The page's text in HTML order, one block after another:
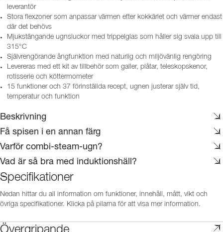
leverantör
Stora flexzoner som anpassar värmen efter kokkärlet och värmer endast
där det behövs
Mjukstängande ugnsluckor med trippelglas som håller sig svala upp till
315°C
Självrengörande ångfunktion med naturlig och miljövänlig rengöring
Levereras med ett kit av tillbehör som galler, plåtar, teleskopskenor,
rotisserie och köttermometer
15 funktioner och 37 förinställda recept, ugnen justerar själv tid,
temperatur och funktion
Beskrivning
Få spisen i en annan färg
Varför combi-steam-ugn?
Vad är så bra med induktionshäll?
Specifikationer
Nedan hittar du all information om funktioner, innehåll, mått, vikt och
övriga specifikationer. Klicka på pilarna för att visa mer information.